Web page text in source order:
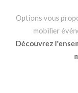
Options vous
mobilier
Découvrez